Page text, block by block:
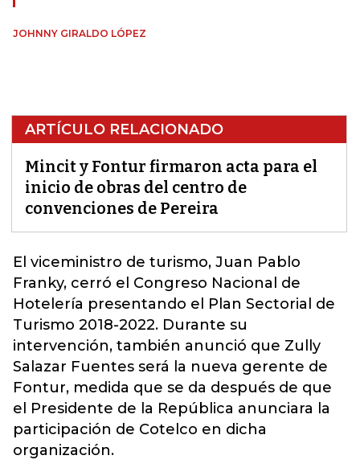
JOHNNY GIRALDO LÓPEZ
ARTÍCULO RELACIONADO
Mincit y Fontur firmaron acta para el
inicio de obras del centro de
convenciones de Pereira
El viceministro de turismo, Juan Pablo
Franky, cerró el Congreso Nacional de
Hotelería presentando el Plan Sectorial de
Turismo 2018-2022. Durante su
intervención, también anunció que Zully
Salazar Fuentes será la nueva gerente de
Fontur, medida que se da después de que
el Presidente de la República anunciara la
participación de Cotelco en dicha
organización.